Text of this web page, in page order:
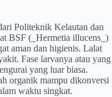
Politeknik Kelautan dan
BSF (_Hermetia illucens_)
aman dan higienis. Lalat
Fase larvanya atau yang
yang luar biasa.
organik mampu dikonversi
waktu singkat.